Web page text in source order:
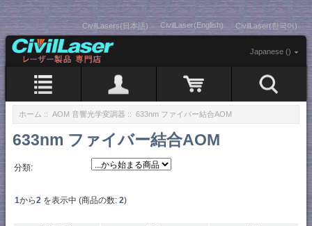
CivilLasers(日本語) CivilLaser(English) CivilLaser(한국어)
Japanese ()
ホーム :: AOM 音響光学変調器 :: 633nm ファイバー結合AOM
633nm ファイバー結合AOM
分類:
1から2 を表示中 (商品の数: 2)